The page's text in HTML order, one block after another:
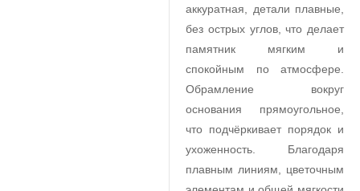
аккуратная, детали плавные,
без острых углов, что делает
памятник мягким и
спокойным по атмосфере.
Обрамление вокруг
основания прямоугольное,
что подчёркивает порядок и
ухоженность. Благодаря
плавным линиям, цветочным